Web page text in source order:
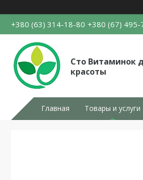
+380 (63) 314-18-80 +380 (67) 495-
Сто Витаминок
красоты
Главная Товары и услуги